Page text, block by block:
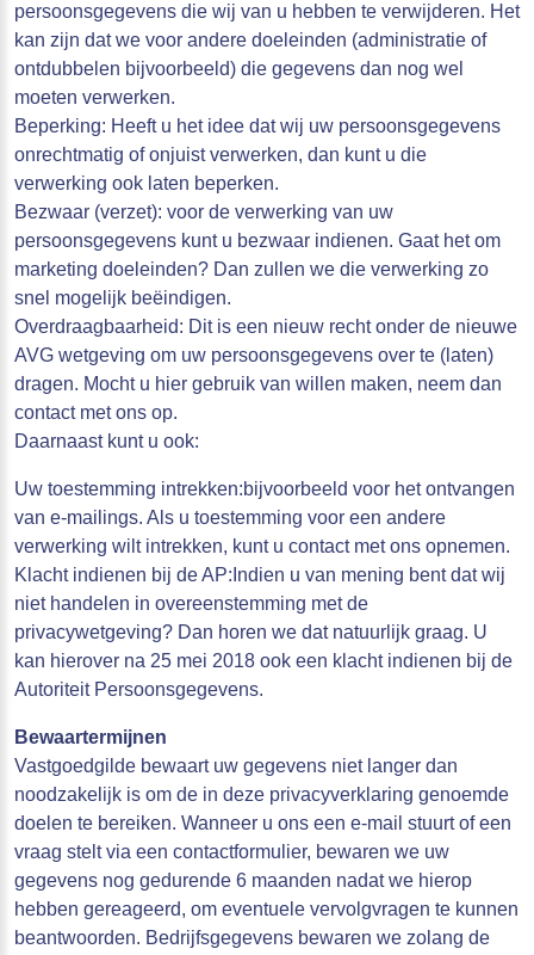
persoonsgegevens die wij van u hebben te verwijderen. Het
kan zijn dat we voor andere doeleinden (administratie of
ontdubbelen bijvoorbeeld) die gegevens dan nog wel
moeten verwerken.
Beperking: Heeft u het idee dat wij uw persoonsgegevens
onrechtmatig of onjuist verwerken, dan kunt u die
verwerking ook laten beperken.
Bezwaar (verzet): voor de verwerking van uw
persoonsgegevens kunt u bezwaar indienen. Gaat het om
marketing doeleinden? Dan zullen we die verwerking zo
snel mogelijk beëindigen.
Overdraagbaarheid: Dit is een nieuw recht onder de nieuwe
AVG wetgeving om uw persoonsgegevens over te (laten)
dragen. Mocht u hier gebruik van willen maken, neem dan
contact met ons op.
Daarnaast kunt u ook:
Uw toestemming intrekken:bijvoorbeeld voor het ontvangen
van e-mailings. Als u toestemming voor een andere
verwerking wilt intrekken, kunt u contact met ons opnemen.
Klacht indienen bij de AP:Indien u van mening bent dat wij
niet handelen in overeenstemming met de
privacywetgeving? Dan horen we dat natuurlijk graag. U
kan hierover na 25 mei 2018 ook een klacht indienen bij de
Autoriteit Persoonsgegevens.
Bewaartermijnen
Vastgoedgilde bewaart uw gegevens niet langer dan
noodzakelijk is om de in deze privacyverklaring genoemde
doelen te bereiken. Wanneer u ons een e-mail stuurt of een
vraag stelt via een contactformulier, bewaren we uw
gegevens nog gedurende 6 maanden nadat we hierop
hebben gereageerd, om eventuele vervolgvragen te kunnen
beantwoorden. Bedrijfsgegevens bewaren we zolang de